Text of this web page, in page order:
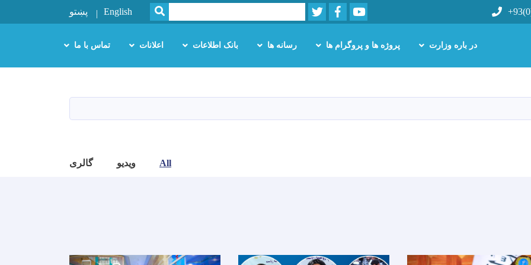
content
Youtube
Facebook
Twitter
Search
SEARCH
English پښتو
در باره وزارت پروژه ها و پروگرام ها رسانه ها بانک اطلاعات اعلانات تماس با ما
All ویدیو گالری